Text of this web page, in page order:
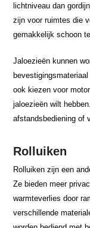
lichtniveau dan
zijn voor ruimtes die
gemakkelijk schoon
Jaloezieën kunnen
ook kiezen voor
jaloezieën wilt
afstandsbediening of
Rolluiken
Rolluiken zijn een
Ze bieden meer
warmteverlies door
verschillende